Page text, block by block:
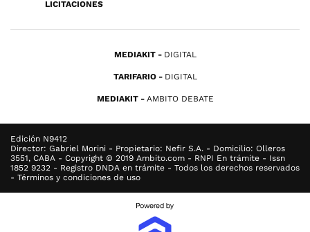
LICITACIONES
MEDIAKIT DIGITAL
TARIFARIO DIGITAL
MEDIAKIT AMBITO DEBATE
Edición N9412
Director: Gabriel Morini - Propietario: Nefir S.A. - Domicilio: Olleros
3551, CABA - Copyright © 2019 Ambito.com - RNPI En trámite - Issn
1852 9232 - Registro DNDA en trámite - Todos los derechos reservados
- Términos y condiciones de uso